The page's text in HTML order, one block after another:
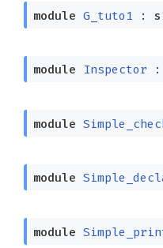
module G_tuto1 :
module Inspector :
module
module
module